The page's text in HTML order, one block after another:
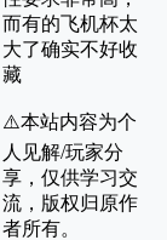
而有的飞机杯太
大了确实不好收
藏
⚠️本站内容为个
人见解/玩家分
享，仅供学习交
流，版权归原作
者所有。